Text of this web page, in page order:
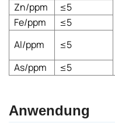
Zn/ppm
≤5
Fe/ppm
≤5
Al/ppm
≤5
As/ppm
≤5
Anwendung